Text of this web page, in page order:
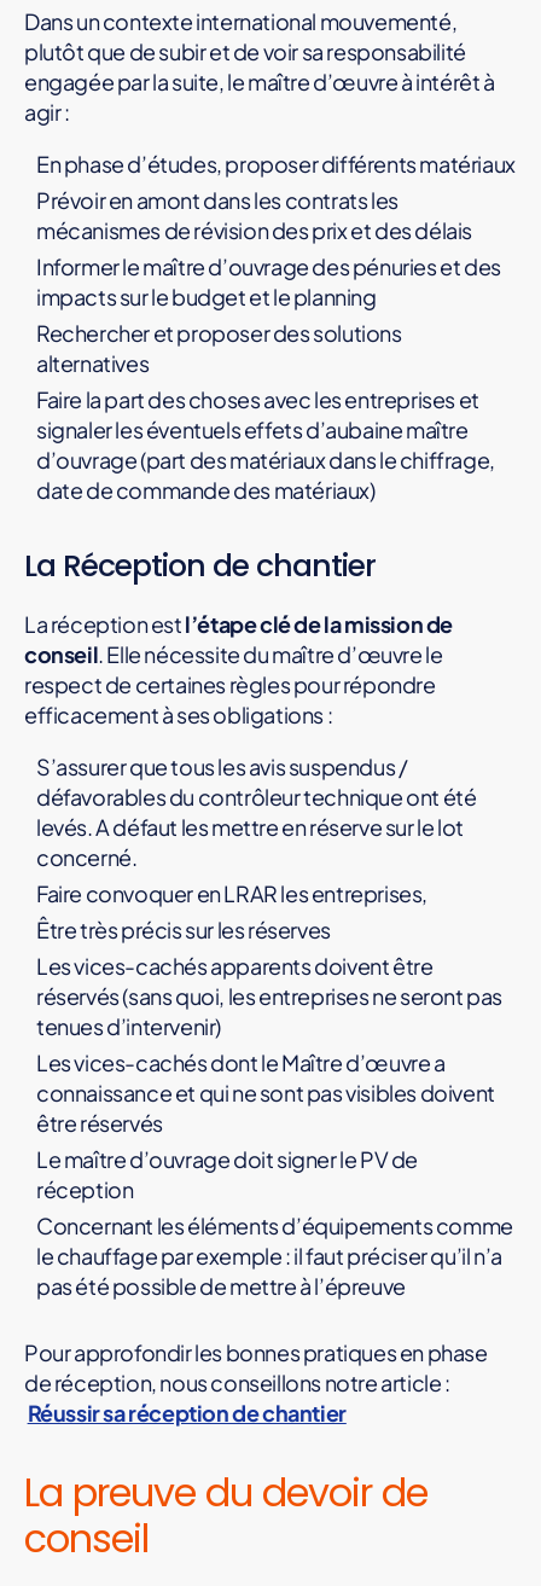
Dans un contexte international mouvementé,
plutôt que de subir et de voir sa responsabilité
engagée par la suite, le maître d’œuvre à intérêt à
agir :
En phase d’études, proposer différents matériaux
Prévoir en amont dans les contrats les
mécanismes de révision des prix et des délais
Informer le maître d’ouvrage des pénuries et des
impacts sur le budget et le planning
Rechercher et proposer des solutions
alternatives
Faire la part des choses avec les entreprises et
signaler les éventuels effets d’aubaine maître
d’ouvrage (part des matériaux dans le chiffrage,
date de commande des matériaux)
La Réception de chantier
La réception estl’étape clé de la mission de
conseil. Elle nécessite du maître d’œuvre le
respect de certaines règles pour répondre
efficacement à ses obligations :
S’assurer que tous les avis suspendus /
défavorables du contrôleur technique ont été
levés. A défaut les mettre en réserve sur le lot
concerné.
Faire convoquer en LRAR les entreprises,
Être très précis sur les réserves
Les vices-cachés apparents doivent être
réservés (sans quoi, les entreprises ne seront pas
tenues d’intervenir)
Les vices-cachés dont le Maître d’œuvre a
connaissance et qui ne sont pas visibles doivent
être réservés
Le maître d’ouvrage doit signer le PV de
réception
Concernant les éléments d’équipements comme
le chauffage par exemple : il faut préciser qu’il n’a
pas été possible de mettre à l’épreuve
Pour approfondir les bonnes pratiques en phase
de réception, nous conseillons notre article :
Réussir sa réception de chantier
La preuve du devoir de
conseil